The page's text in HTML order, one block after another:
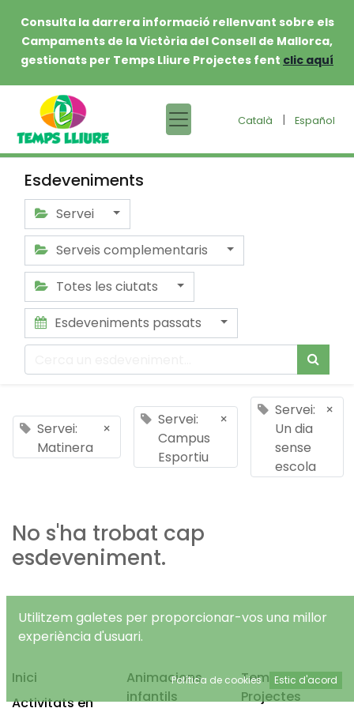
Consulta la darrera informació rellenvant sobre els
Campaments de la Victòria del Consell de Mallorca,
gestionats per Temps Lliure Projectes fent clic aquí
Català | Español
Esdeveniments
Servei
Serveis complementaris
Totes les ciutats
Esdeveniments passats
Servei:
Matinera
×
Servei:
Campus
Esportiu
×
Servei:
Un dia
sense
escola
×
No s'ha trobat cap
esdeveniment.
Inici
Activitats en
Animacions
infantils
Temps Lliure
Projectes
Utilitzem galetes per proporcionar-vos una millor
experiència d'usuari.
Política de cookies Estic d'acord